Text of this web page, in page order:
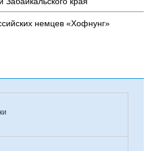
немцев «Хофнунг»